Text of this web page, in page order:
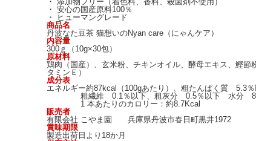
・ 安心の国産原料100％
・ ヒューマングレード
商品名
丹波なた豆茶 猫想いのNyan care（にゃんケア）
内容量
300ｇ（10g×30包）
原材料
鶏肉（国産）、玄米粉、チキンオイル、酵母エキス、鰹
タミンＥ）
成分表
エネルギー約87kcal（100gあたり）、粗たんぱく質 5.3
粗繊維 0.1％以下、粗灰分 0.5％以下 水分
1 本あたりのカロリー：約8.7Kcal
販売者
有限会社 こやま園 兵庫県丹波市春日町黒井1972
賞味期限
製造出荷日より18か月